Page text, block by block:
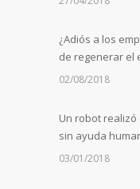
¿Adiós a los
de regenerar el
02/08/2018
Un robot
sin ayuda
03/01/2018